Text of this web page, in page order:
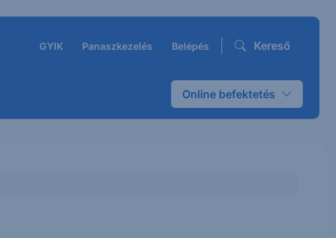
GYIK Panaszkezelés Belépés Kereső
Online befektetés